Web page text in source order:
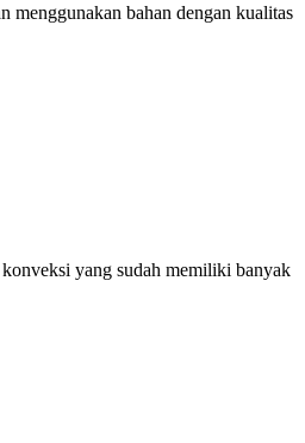
menggunakan bahan dengan kualitas
yang sudah memiliki banyak